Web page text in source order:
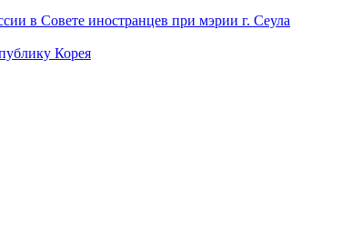
в Совете иностранцев при мэрии г. Сеула
Корея